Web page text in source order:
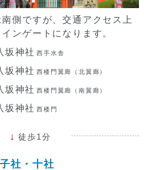
側ですが、交通アクセス上
ンゲートになります。
坂神社 西手水舎
坂神社 西楼門翼廊（北翼廊）
坂神社 西楼門翼廊（南翼廊）
坂神社 西楼門
徒歩1分
社・十社